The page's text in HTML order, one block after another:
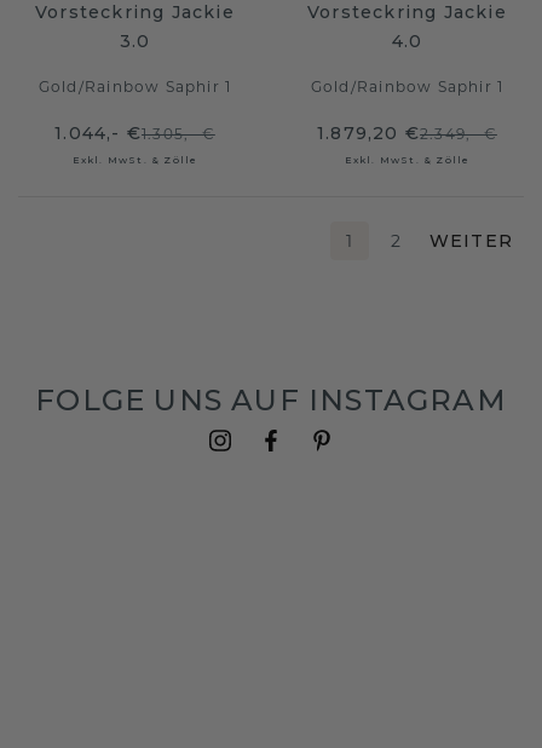
Vorsteckring Jackie
3.0
Gold /Rainbow Saphir 1
1.044,- €1.305,- €
Exkl. MwSt. & Zölle
Vorsteckring Jackie
4.0
Gold /Rainbow Saphir 1
1.879,20 €2.349,- €
Exkl. MwSt. & Zölle
1 2 WEITER
FOLGE UNS AUF INSTAGRAM